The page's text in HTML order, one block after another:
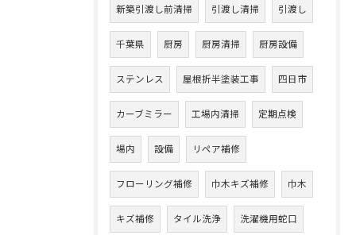
新築引渡し前清掃 引渡し清掃 引渡し
千葉県 厨房 厨房清掃 厨房設備
ステンレス 屋根折半塗装工事 四日市
カーブミラー 工場内清掃 定期点検
場内 設備 リペア補修
フローリング補修 巾木キズ補修 巾木
キズ補修 タイル洗浄 洗濯機用蛇口